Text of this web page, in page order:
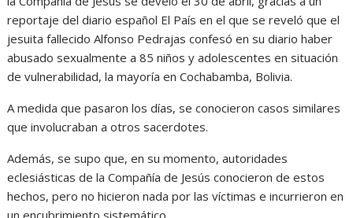
reportaje del diario español El País en el que se reveló que el
jesuita fallecido Alfonso Pedrajas confesó en su diario haber
abusado sexualmente a 85 niños y adolescentes en situación
de vulnerabilidad, la mayoría en Cochabamba, Bolivia.
A medida que pasaron los días, se conocieron casos similares
que involucraban a otros sacerdotes.
Además, se supo que, en su momento, autoridades
eclesiásticas de la Compañía de Jesús conocieron de estos
hechos, pero no hicieron nada por las víctimas e incurrieron en